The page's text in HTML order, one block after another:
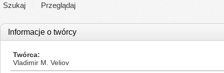
Szukaj Przeglądaj
Informacje o twórcy
Twórca
Vladimir M. Veliov